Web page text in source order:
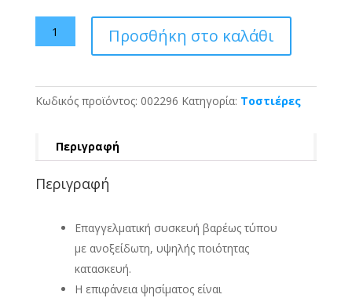
Τοστιέρα
Μονή
ΤΖΕΘΑΝ
Προσθήκη στο καλάθι
Κωδικός προϊόντος: 002296 Κατηγορία: Τοστιέρες
Περιγραφή
Περιγραφή
Επαγγελματική συσκευή βαρέως τύπου
με ανοξείδωτη, υψηλής ποιότητας
κατασκευή.
Η επιφάνεια ψησίματος είναι